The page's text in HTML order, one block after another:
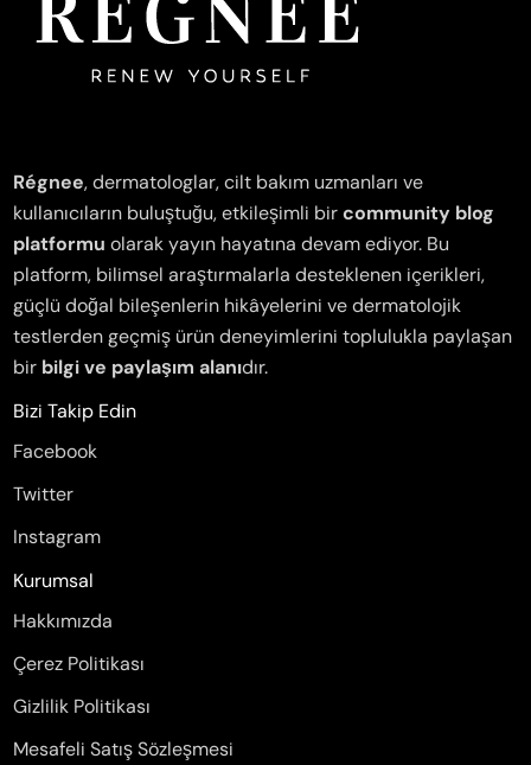
Régnee, dermatologlar, cilt bakım uzmanları ve
kullanıcıların buluştuğu, etkileşimli bircommunity blog
platformu olarak yayın hayatına devam ediyor. Bu
platform, bilimsel araştırmalarla desteklenen içerikleri,
güçlü doğal bileşenlerin hikâyelerini ve dermatolojik
testlerden geçmiş ürün deneyimlerini toplulukla paylaşan
bir bilgi ve paylaşım alanıdır.
Bizi Takip Edin
Facebook
Twitter
Instagram
Kurumsal
Hakkımızda
Çerez Politikası
Gizlilik Politikası
Mesafeli Satış Sözleşmesi